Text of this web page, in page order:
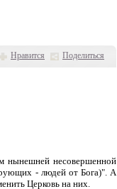
Нравится Поделиться
нынешней несовершенной
- людей от Бога)". А
Церковь на них.